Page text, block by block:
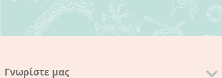
Γνωρίστε μας